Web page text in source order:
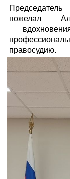
пожелал
правосудию.